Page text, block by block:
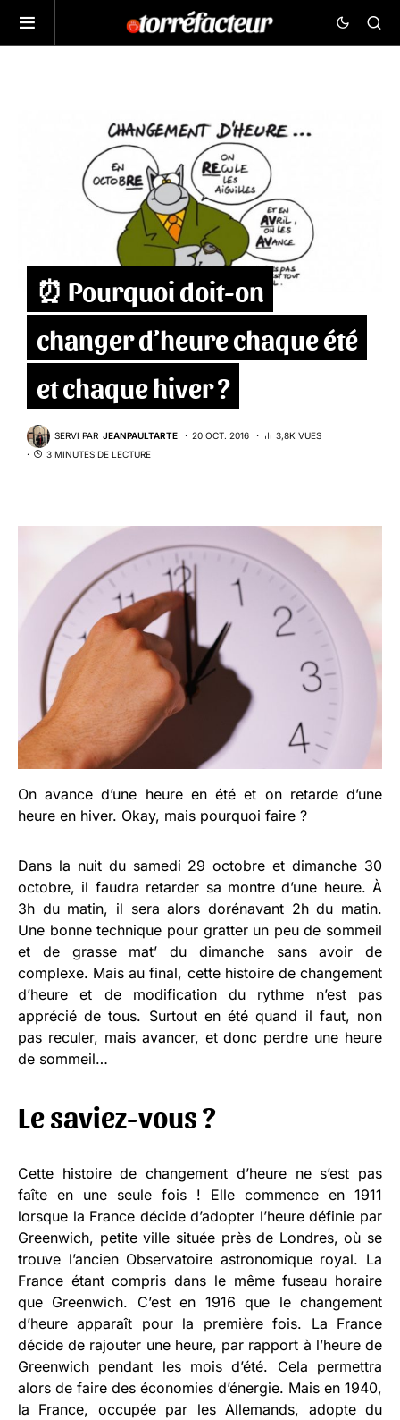
⏰ Pourquoi doit-on
changer d’heure chaque été
et chaque hiver ?
SERVI PAR JEANPAULTARTE 20 OCT. 2016
3,8K VUES
3 MINUTES DE LECTURE
On avance d’une heure en été et on retarde d’une
heure en hiver. Okay, mais pourquoi faire ?
Dans la nuit du samedi 29 octobre et dimanche 30
octobre, il faudra retarder sa montre d’une heure. À
3h du matin, il sera alors dorénavant 2h du matin.
Une bonne technique pour gratter un peu de sommeil
et de grasse mat’ du dimanche sans avoir de
complexe. Mais au final, cette histoire de changement
d’heure et de modification du rythme n’est pas
apprécié de tous. Surtout en été quand il faut, non
pas reculer, mais avancer, et donc perdre une heure
de sommeil…
Le saviez-vous ?
Cette histoire de changement d’heure ne s’est pas
faîte en une seule fois ! Elle commence en 1911
lorsque la France décide d’adopter l’heure définie par
Greenwich, petite ville située près de Londres, où se
trouve l’ancien Observatoire astronomique royal. La
France étant compris dans le même fuseau horaire
que Greenwich. C’est en 1916 que le changement
d’heure apparaît pour la première fois. La France
décide de rajouter une heure, par rapport à l’heure de
Greenwich pendant les mois d’été. Cela permettra
alors de faire des économies d’énergie. Mais en 1940,
la France, occupée par les Allemands, adopte du